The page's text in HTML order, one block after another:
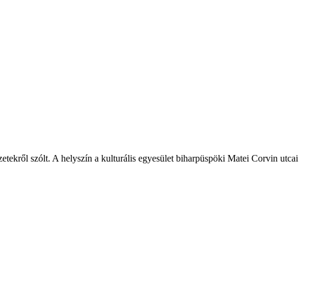
szólt. A helyszín a kulturális egyesület biharpüspöki Matei Corvin utcai